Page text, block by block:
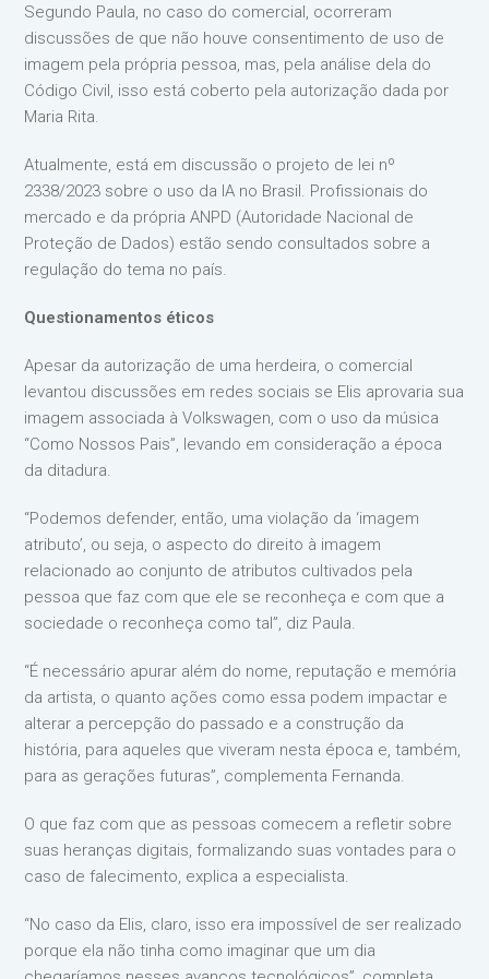
Segundo Paula, no caso do comercial, ocorreram
discussões de que não houve consentimento de uso de
imagem pela própria pessoa, mas, pela análise dela do
Código Civil, isso está coberto pela autorização dada por
Maria Rita.
Atualmente, está em discussão o projeto de lei nº
2338/2023 sobre o uso da IA no Brasil. Profissionais do
mercado e da própria ANPD (Autoridade Nacional de
Proteção de Dados) estão sendo consultados sobre a
regulação do tema no país.
Questionamentos éticos
Apesar da autorização de uma herdeira, o comercial
levantou discussões em redes sociais se Elis aprovaria sua
imagem associada à Volkswagen, com o uso da música
“Como Nossos Pais”, levando em consideração a época
da ditadura.
“Podemos defender, então, uma violação da ‘imagem
atributo’, ou seja, o aspecto do direito à imagem
relacionado ao conjunto de atributos cultivados pela
pessoa que faz com que ele se reconheça e com que a
sociedade o reconheça como tal”, diz Paula.
“É necessário apurar além do nome, reputação e memória
da artista, o quanto ações como essa podem impactar e
alterar a percepção do passado e a construção da
história, para aqueles que viveram nesta época e, também,
para as gerações futuras”, complementa Fernanda.
O que faz com que as pessoas comecem a refletir sobre
suas heranças digitais, formalizando suas vontades para o
caso de falecimento, explica a especialista.
“No caso da Elis, claro, isso era impossível de ser realizado
porque ela não tinha como imaginar que um dia